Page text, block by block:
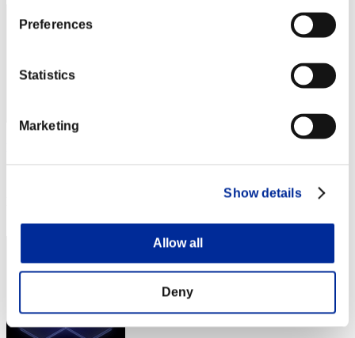
Preferences
Statistics
Marketing
Show details
Allow all
Deny